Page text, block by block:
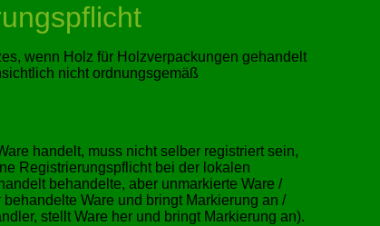
wenn Holz für Holzverpackungen gehandelt
nicht ordnungsgemäß
handelt, muss nicht selber registriert sein,
Registrierungspflicht bei der lokalen
behandelte, aber unmarkierte Ware /
Ware und bringt Markierung an /
stellt Ware her und bringt Markierung an).